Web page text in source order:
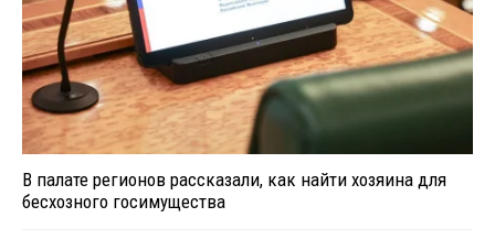
В палате регионов рассказали, как найти хозяина для
бесхозного госимущества